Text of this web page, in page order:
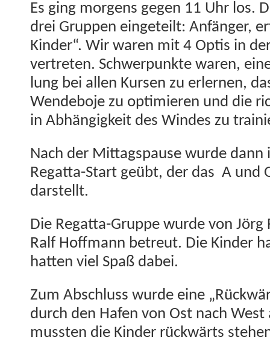
Es ging mor­gens gegen 11 Uhr los.
drei Grup­pen eingeteilt: Anfänger,
Kinder“. Wir waren mit 4 Optis in
vertreten. Schw­er­punk­te waren,
lung bei allen Kursen zu erler­nen,
Wen­de­bo­je zu opti­mieren und die
in Abhängigkeit des Windes zu
Nach der Mit­tagspause wurde
Regat­ta-Start geübt, der das A und
darstellt.
Die Regat­ta-Gruppe wurde von Jörg
Ralf Hoff­mann betreut. Die Kinder
hat­ten viel Spaß dabei.
Zum Abschluss wurde eine
durch den Hafen von Ost nach
mussten die Kinder rück­wärts